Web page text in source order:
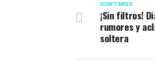
DON'T MISS
¡Sin filtros!
rumores y
soltera